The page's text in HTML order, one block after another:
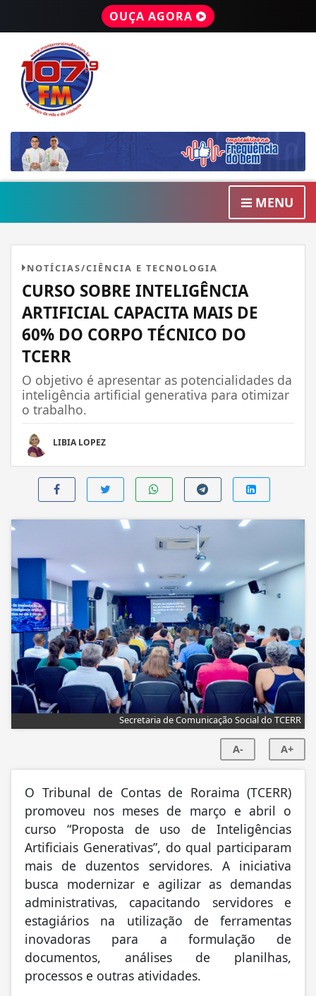
OUÇA AGORA
MENU
NOTÍCIAS/CIÊNCIA E TECNOLOGIA
CURSO SOBRE INTELIGÊNCIA
ARTIFICIAL CAPACITA MAIS DE
60% DO CORPO TÉCNICO DO
TCERR
O objetivo é apresentar as potencialidades da
inteligência artificial generativa para otimizar
o trabalho.
LIBIA LOPEZ
Secretaria de Comunicação Social do TCERR
A- A+
O Tribunal de Contas de Roraima (TCERR)
promoveu nos meses de março e abril o
curso “Proposta de uso de Inteligências
Artificiais Generativas”, do qual participaram
mais de duzentos servidores. A iniciativa
busca modernizar e agilizar as demandas
administrativas, capacitando servidores e
estagiários na utilização de ferramentas
inovadoras para a formulação de
documentos, análises de planilhas,
processos e outras atividades.